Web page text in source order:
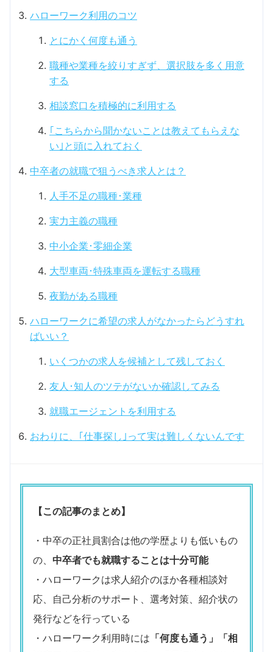
ハローワーク利用のコツ
とにかく何度も通う
職種や業種を絞りすぎず、選択肢を多く用意
する
相談窓口を積極的に利用する
｢こちらから聞かないことは教えてもらえな
い｣と頭に入れておく
中卒者の就職で狙うべき求人とは？
人手不足の職種･業種
実力主義の職種
中小企業･零細企業
大型車両･特殊車両を運転する職種
夜勤がある職種
ハローワークに希望の求人がなかったらどうすれ
ばいい？
いくつかの求人を候補として残しておく
友人･知人のツテがないか確認してみる
就職エージェントを利用する
おわりに、｢仕事探し｣って実は難しくないんです
【この記事のまとめ】
・中卒の正社員割合は他の学歴よりも低いもの
の、 中卒者でも就職することは十分可能
・ハローワークは求人紹介のほか各種相談対
応、自己分析のサポート、選考対策、紹介状の
発行などを行っている
・ハローワーク利用時には 「何度も通う」「相